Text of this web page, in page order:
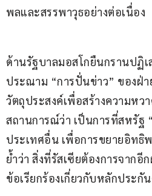
พลและสรรพาวุธอย่างต่อเนื่อง
ด้านรัฐบาลมอสโกยืนกรานปฏิ
ประณาม “การปั่นข่าว” ของฝ่
วัตถุประสงค์เพื่อสร้างความหว
สถานการณ์ว่า เป็นการที่สหรัฐ
ประเทศอื่น เพื่อการขยายอิทธิ
ย้ำว่า สิ่งที่รัสเซียต้องการจาก
ข้อเรียกร้องเกี่ยวกับหลักประกั